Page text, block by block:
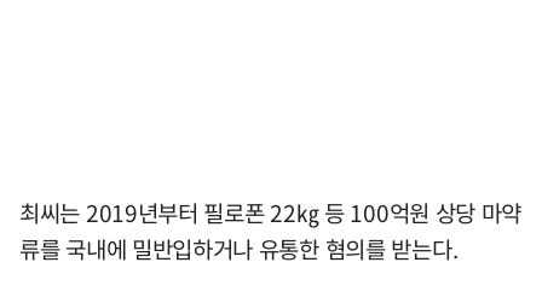
최씨는 2019년부터 필로폰 22㎏ 등 100억원 상당 마약
류를 국내에 밀반입하거나 유통한 혐의를 받는다.